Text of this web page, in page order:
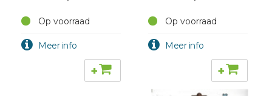
Op voorraad
+
Op voorraad
+